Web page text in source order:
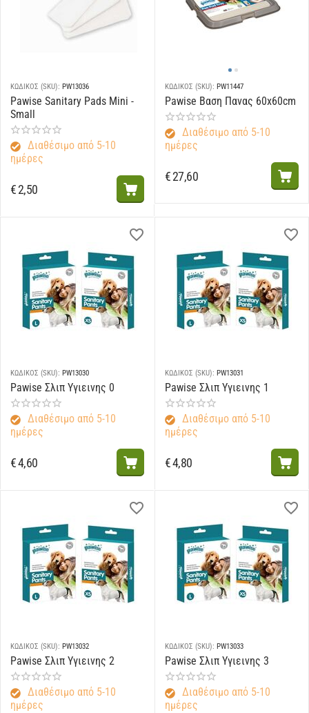
ΚΩΔΙΚΟΣ (SKU): PW13036
Pawise Sanitary Pads Mini -
Small
Διαθέσιμο από 5-10
ημέρες
€2,50
ΚΩΔΙΚΟΣ (SKU): PW11447
Pawise Βαση Πανας 60x60cm
Διαθέσιμο από 5-10
ημέρες
€27,60
ΚΩΔΙΚΟΣ (SKU): PW13030
Pawise Σλιπ Υγιεινης 0
Διαθέσιμο από 5-10
ημέρες
€4,60
ΚΩΔΙΚΟΣ (SKU): PW13031
Pawise Σλιπ Υγιεινης 1
Διαθέσιμο από 5-10
ημέρες
€4,80
ΚΩΔΙΚΟΣ (SKU): PW13032
Pawise Σλιπ Υγιεινης 2
Διαθέσιμο από 5-10
ημέρες
ΚΩΔΙΚΟΣ (SKU): PW13033
Pawise Σλιπ Υγιεινης 3
Διαθέσιμο από 5-10
ημέρες